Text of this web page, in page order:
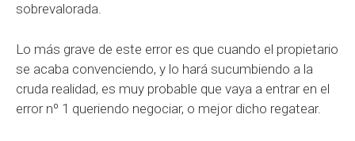
sobrevalorada.
Lo más grave de este error es que cuando el propietario
se acaba convenciendo, y lo hará sucumbiendo a la
cruda realidad, es muy probable que vaya a entrar en el
error nº 1 queriendo negociar, o mejor dicho regatear.